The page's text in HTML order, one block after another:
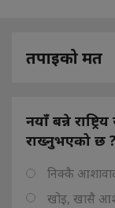
तपाइको मत
नयाँ बन्ने
राख्नुभएको छ ?
निक्कै
खोइ, खासै